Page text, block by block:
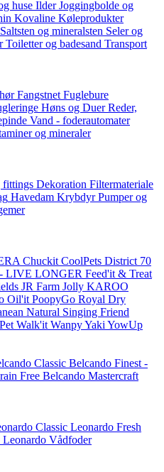
huse Ilder Joggingbolde og
Kovaline Køleprodukter
Saltsten og mineralsten Seler og
Toiletter og badesand Transport
Fangstnet Fuglebure
Høns og Duer Reder,
Vand - foderautomater
og mineraler
fittings Dekoration Filtermateriale
Havedam Krybdyr Pumper og
Chuckit CoolPets District 70
LIVE LONGER Feed'it & Treat
JR Farm Jolly KAROO
Oil'it PoopyGo Royal Dry
Natural Singing Friend
Walk'it WanpyYaki YowUp
Classic Belcando Finest -
Free Belcando Mastercraft
Classic Leonardo Fresh
Leonardo Vådfoder